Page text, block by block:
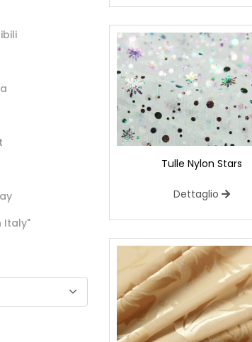
Tulle Nylon Stars
Dettaglio
Italy"